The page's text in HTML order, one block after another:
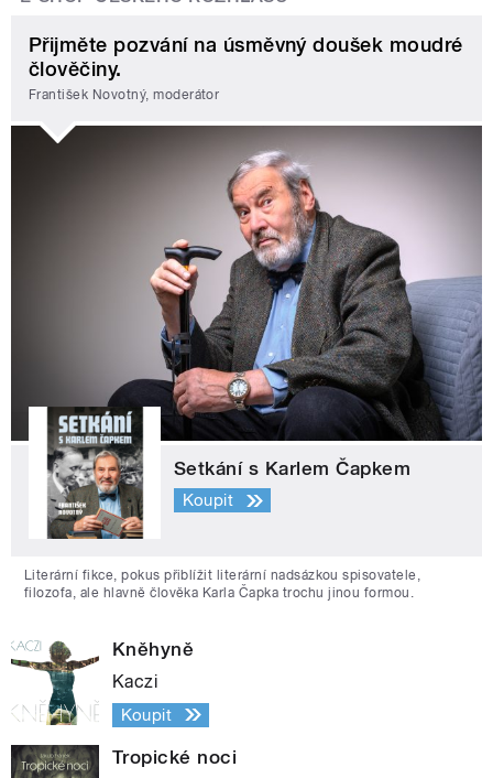
Přijměte pozvání na úsměvný doušek moudré
člověčiny.
František Novotný, moderátor
Setkání s Karlem Čapkem
Koupit
Literární fikce, pokus přiblížit literární nadsázkou spisovatele,
filozofa, ale hlavně člověka Karla Čapka trochu jinou formou.
Kněhyně
Kaczi
Koupit
Tropické noci